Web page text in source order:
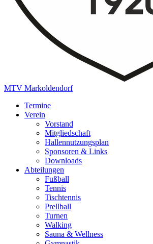
MTV Markoldendorf
Termine
Verein
Vorstand
Mitgliedschaft
Hallennutzungsplan
Sponsoren & Links
Downloads
Abteilungen
Fußball
Tennis
Tischtennis
Prellball
Turnen
Walking
Sauna & Wellness